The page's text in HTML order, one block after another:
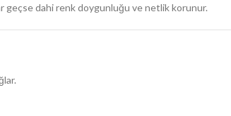
geçse dahi renk doygunluğu ve netlik korunur.